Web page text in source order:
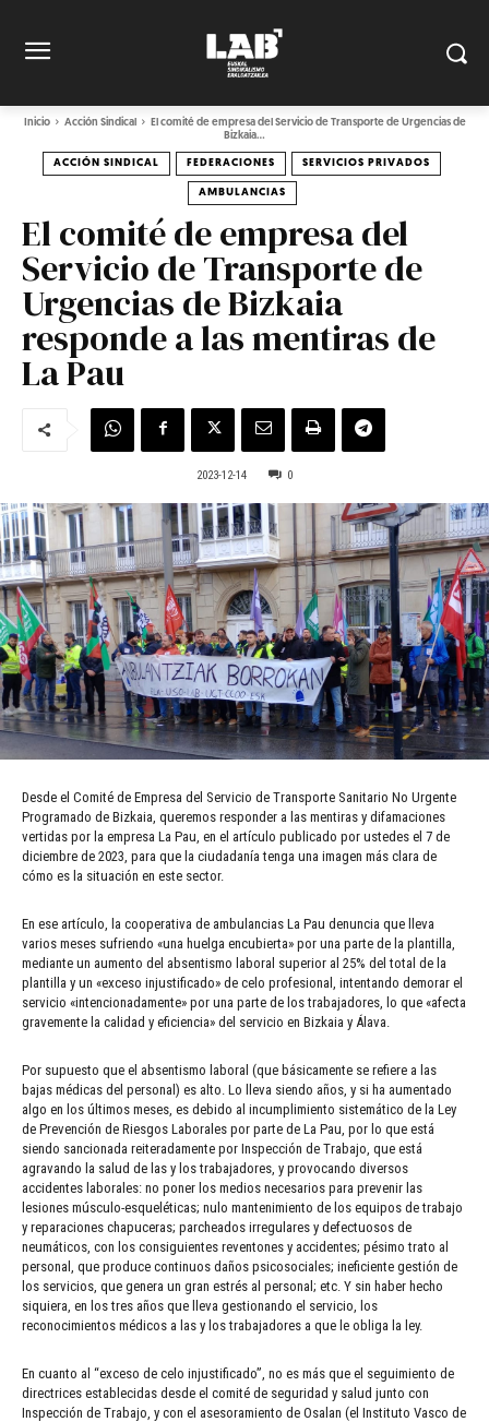
Inicio Acción Sindical
El comité de empresa del Servicio de Transporte de Urgencias de
Bizkaia...
ACCIÓN SINDICAL FEDERACIONES SERVICIOS PRIVADOS
AMBULANCIAS
El comité de empresa del
Servicio de Transporte de
Urgencias de Bizkaia
responde a las mentiras de
La Pau
2023-12-14 0
Desde el Comité de Empresa del Servicio de Transporte Sanitario No Urgente
Programado de Bizkaia, queremos responder a las mentiras y difamaciones
vertidas por la empresa La Pau, en el artículo publicado por ustedes el 7 de
diciembre de 2023, para que la ciudadanía tenga una imagen más clara de
cómo es la situación en este sector.
En ese artículo, la cooperativa de ambulancias La Pau denuncia que lleva
varios meses sufriendo «una huelga encubierta» por una parte de la plantilla,
mediante un aumento del absentismo laboral superior al 25% del total de la
plantilla y un «exceso injustificado» de celo profesional, intentando demorar el
servicio «intencionadamente» por una parte de los trabajadores, lo que «afecta
gravemente la calidad y eficiencia» del servicio en Bizkaia y Álava.
Por supuesto que el absentismo laboral (que básicamente se refiere a las
bajas médicas del personal) es alto. Lo lleva siendo años, y si ha aumentado
algo en los últimos meses, es debido al incumplimiento sistemático de la Ley
de Prevención de Riesgos Laborales por parte de La Pau, por lo que está
siendo sancionada reiteradamente por Inspección de Trabajo, que está
agravando la salud de las y los trabajadores, y provocando diversos
accidentes laborales: no poner los medios necesarios para prevenir las
lesiones músculo-esqueléticas; nulo mantenimiento de los equipos de trabajo
y reparaciones chapuceras; parcheados irregulares y defectuosos de
neumáticos, con los consiguientes reventones y accidentes; pésimo trato al
personal, que produce continuos daños psicosociales; ineficiente gestión de
los servicios, que genera un gran estrés al personal; etc. Y sin haber hecho
siquiera, en los tres años que lleva gestionando el servicio, los
reconocimientos médicos a las y los trabajadores a que le obliga la ley.
En cuanto al “exceso de celo injustificado”, no es más que el seguimiento de
directrices establecidas desde el comité de seguridad y salud junto con
Inspección de Trabajo, y con el asesoramiento de Osalan (el Instituto Vasco de